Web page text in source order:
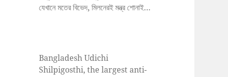
যেখানে মতের বিভেদ, মিলনেরই মন্ত্র শোনাই…
Bangladesh Udichi
Shilpigosthi, the largest anti-